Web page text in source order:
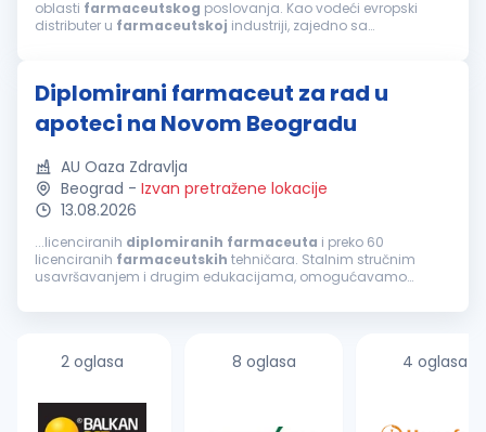
oblasti farmaceutskog poslovanja. Kao vodeći evropski
distributer u farmaceutskoj industriji, zajedno sa
Diplomirani farmaceut za rad u
apoteci na Novom Beogradu
AU Oaza Zdravlja
Beograd - Izvan pretražene lokacije
13.08.2026
...licenciranih diplomiranih farmaceuta i preko 60
licenciranih farmaceutskih tehničara. Stalnim stručnim
usavršavanjem i drugim edukacijama, omogućavamo
ustanove su zaposleni koji svojom stručnošću...
2 oglasa 8 oglasa 4 oglasa